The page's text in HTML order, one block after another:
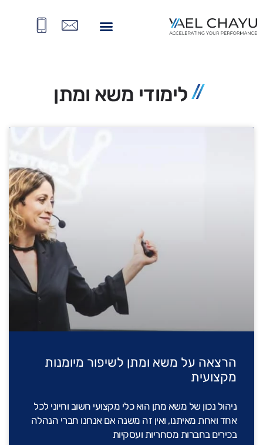
לימודי משא ומתן
הרצאה על משא ומתן לשיפור מיומנות
מקצועית
ניהול נכון של משא מתן הוא כלי מקצועי חשוב וחיוני לכל
אחד ואחת מאיתנו, ואין זה משנה אם אנחנו חברי הנהלה
בכירים בחברות מסחריות ועסקיות